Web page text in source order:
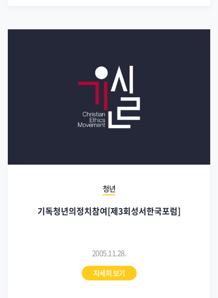
청년
기독청년의정치참여[제3회성서한국포럼]
2005.11.28.
자세히 보기